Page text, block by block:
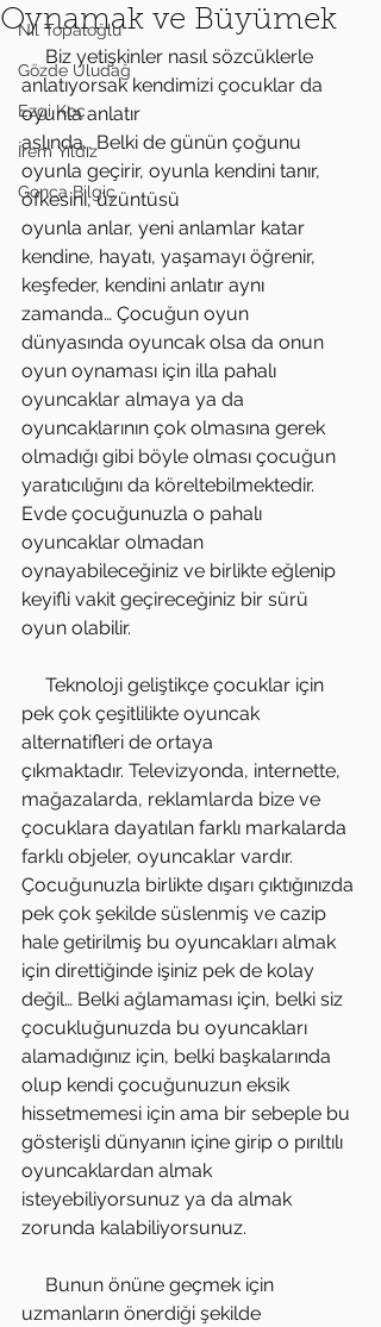
Nil Topaloğlu
Gözde Uludağ
Ezgi Koç
İrem Yıldız
Gonca Bilgiç
Oynamak ve Büyümek
anlatıyorsak kendimizi çocuklar da
oyunla anlatır
aslında… Belki de günün çoğunu
oyunla geçirir, oyunla kendini tanır,
öfkesini, üzüntüsü
oyunla anlar, yeni anlamlar katar
kendine, hayatı, yaşamayı öğrenir,
keşfeder, kendini anlatır aynı
zamanda… Çocuğun oyun
dünyasında oyuncak olsa da onun
oyun oynaması için illa pahalı
oyuncaklar almaya ya da
oyuncaklarının çok olmasına gerek
olmadığı gibi böyle olması çocuğun
yaratıcılığını da köreltebilmektedir.
Evde çocuğunuzla o pahalı
oyuncaklar olmadan
oynayabileceğiniz ve birlikte eğlenip
keyifli vakit geçireceğiniz bir sürü
oyun olabilir.
pek çok çeşitlilikte oyuncak
alternatifleri de ortaya
çıkmaktadır. Televizyonda, internette,
mağazalarda, reklamlarda bize ve
çocuklara dayatılan farklı markalarda
farklı objeler, oyuncaklar vardır.
Çocuğunuzla birlikte dışarı çıktığınızda
pek çok şekilde süslenmiş ve cazip
hale getirilmiş bu oyuncakları almak
için direttiğinde işiniz pek de kolay
değil… Belki ağlamaması için, belki siz
çocukluğunuzda bu oyuncakları
alamadığınız için, belki başkalarında
olup kendi çocuğunuzun eksik
hissetmemesi için ama bir sebeple bu
gösterişli dünyanın içine girip o pırıltılı
oyuncaklardan almak
isteyebiliyorsunuz ya da almak
zorunda kalabiliyorsunuz.
uzmanların önerdiği şekilde